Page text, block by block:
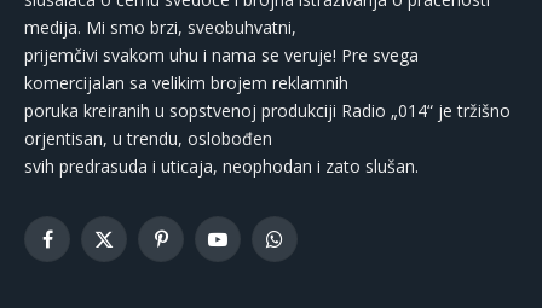
medija. Mi smo brzi, sveobuhvatni,
prijemčivi svakom uhu i nama se veruje! Pre svega
komercijalan sa velikim brojem reklamnih
poruka kreiranih u sopstvenoj produkciji Radio „014“ je tržišno
orjentisan, u trendu, oslobođen
svih predrasuda i uticaja, neophodan i zato slušan.
Facebook
X
PinterestYouTubeWhatsApp